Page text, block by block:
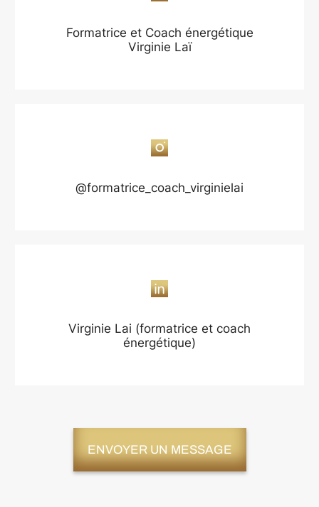
Formatrice et Coach énergétique
Virginie Laï
@formatrice_coach_virginielai
Virginie Lai (formatrice et coach
énergétique)
ENVOYER UN MESSAGE